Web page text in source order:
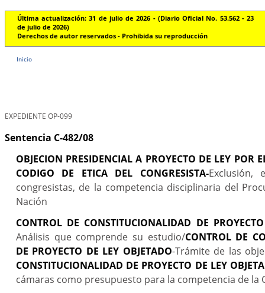
Última actualización: 31 de julio de 2026 - (Diario Oficial No. 53.562 - 23
de julio de 2026)
Derechos de autor reservados - Prohibida su reproducción
Inicio
EXPEDIENTE OP-099
Sentencia C-482/08
OBJECION PRESIDENCIAL A PROYECTO DE LEY POR
CODIGO DE ETICA DEL CONGRESISTA-Exclusión,
congresistas, de la competencia disciplinaria del
Nación
CONTROL DE CONSTITUCIONALIDAD DE
Análisis que comprende su estudio/CONTROL DE
DE PROYECTO DE LEY OBJETADO-Trámite de las
CONSTITUCIONALIDAD DE PROYECTO DE LEY
cámaras como presupuesto para la competencia de la